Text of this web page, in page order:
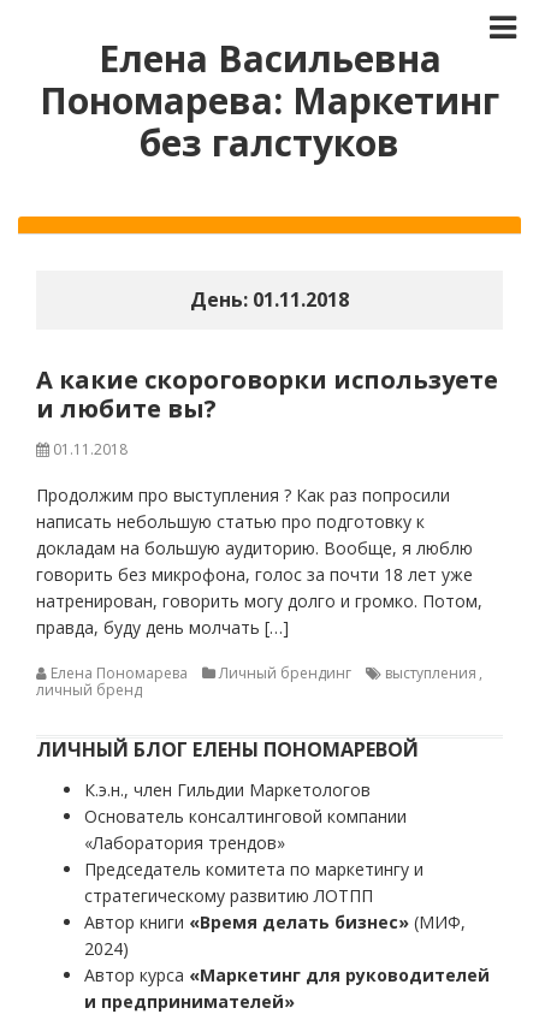
Елена Васильевна
Пономарева: Маркетинг
без галстуков
День: 01.11.2018
А какие скороговорки используете
и любите вы?
01.11.2018
Продолжим про выступления ? Как раз попросили
написать небольшую статью про подготовку к
докладам на большую аудиторию. Вообще, я люблю
говорить без микрофона, голос за почти 18 лет уже
натренирован, говорить могу долго и громко. Потом,
правда, буду день молчать […]
Елена Пономарева Личный брендинг выступления ,
личный бренд
ЛИЧНЫЙ БЛОГ ЕЛЕНЫ ПОНОМАРЕВОЙ
К.э.н., член Гильдии Маркетологов
Основатель консалтинговой компании
«Лаборатория трендов»
Председатель комитета по маркетингу и
стратегическому развитию ЛОТПП
Автор книги «Время делать бизнес» (МИФ,
2024)
Автор курса «Маркетинг для руководителей
и предпринимателей»